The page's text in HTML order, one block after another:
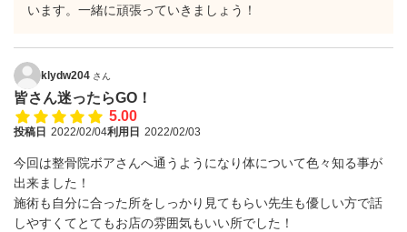
います。一緒に頑張っていきましょう！
klydw204 さん
皆さん迷ったらGO！
5.00
投稿日 2022/02/04利用日 2022/02/03
今回は整骨院ボアさんへ通うようになり体について色々知る事が
出来ました！
施術も自分に合った所をしっかり見てもらい先生も優しい方で話
しやすくてとてもお店の雰囲気もいい所でした！